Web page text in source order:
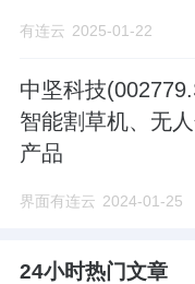
有连云 2025-01-22
中坚科技
智能割草机、无
产品
界面有连云 2024-01-25
24小时热门文章